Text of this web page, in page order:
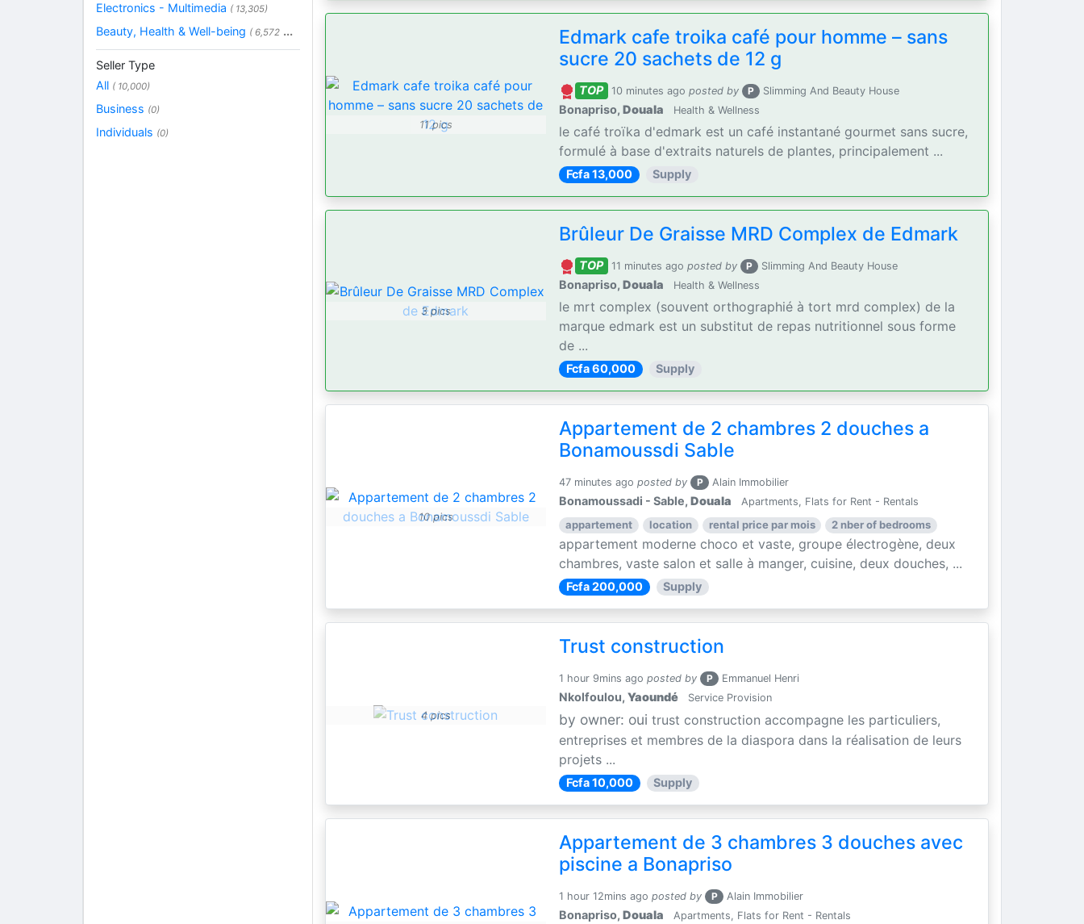
11 pics
Edmark cafe troika café pour homme – sans
sucre 20 sachets de 12 g
TOP 10 minutes ago posted by P Slimming And Beauty House
Bonapriso,Douala Health & Wellness
le café troïka d'edmark est un café instantané gourmet sans sucre,
formulé à base d'extraits naturels de plantes, principalement ...
Fcfa 13,000 Supply
3 pics
Brûleur De Graisse MRD Complex de Edmark
TOP 11 minutes ago posted by P Slimming And Beauty House
Bonapriso,Douala Health & Wellness
le mrt complex (souvent orthographié à tort mrd complex) de la
marque edmark est un substitut de repas nutritionnel sous forme
de ...
Fcfa 60,000 Supply
10 pics
Appartement de 2 chambres 2 douches a
Bonamoussdi Sable
47 minutes ago posted by P Alain Immobilier
Bonamoussadi - Sable,Douala Apartments, Flats for Rent - Rentals
appartement location rental price par mois 2 nber of bedrooms
appartement moderne choco et vaste, groupe électrogène, deux
chambres, vaste salon et salle à manger, cuisine, deux douches, ...
Fcfa 200,000 Supply
4 pics
Trust construction
1 hour 9mins ago posted by P Emmanuel Henri
Nkolfoulou,Yaoundé Service Provision
by owner: ouitrust construction accompagne les particuliers,
entreprises et membres de la diaspora dans la réalisation de leurs
projets ...
Fcfa 10,000 Supply
Appartement de 3 chambres 3 douches avec
piscine a Bonapriso
1 hour 12mins ago posted by P Alain Immobilier
Bonapriso,Douala Apartments, Flats for Rent - Rentals
Electronics - Multimedia ( 13,305)
Beauty, Health & Well-being ( 6,572 ...
Seller Type
All ( 10,000)
Business (0)
Individuals (0)